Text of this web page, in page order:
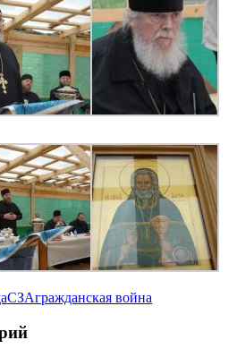
СЗАгражданская война